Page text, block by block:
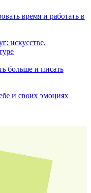
время и работать в
искусстве,
больше и писать
и своих эмоциях